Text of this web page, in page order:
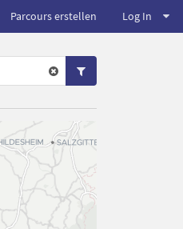
Parcours erstellen Log In